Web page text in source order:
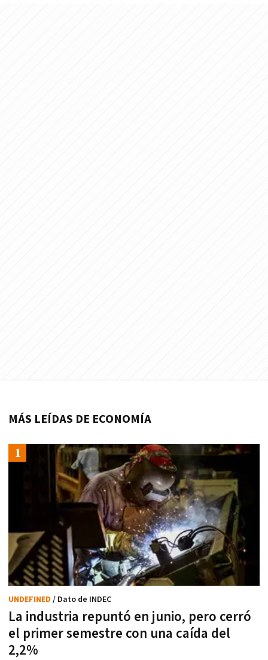
MÁS LEÍDAS DE ECONOMÍA
La industria repuntó en junio, pero cerró
el primer semestre con una caída del
2,2%
UNDEFINED / Dato de INDEC